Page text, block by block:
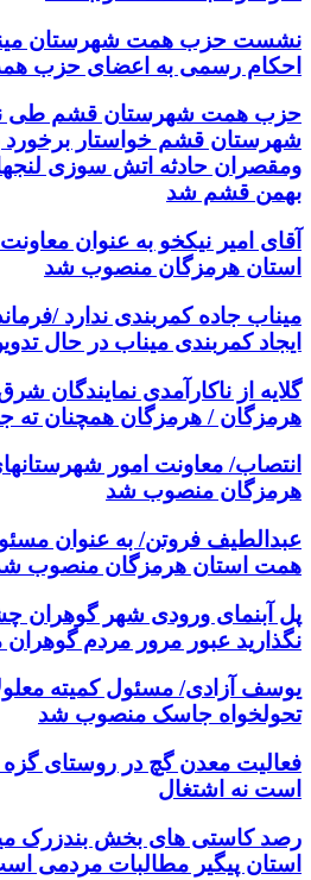
نشست حزب همت شهرستان
احکام رسمی به اعضای حزب
حزب همت شهرستان قشم طی
شهرستان قشم خواستار برخورد
ومقصران حادثه اتش سوزی
بهمن قشم شد
آقای امیر نیکخو به عنوان
استان هرمزگان منصوب شد
میناب جاده کمربندی ندارد /
ایجاد کمربندی میناب در حال
گلایه از ناکارآمدی نمایندگان
هرمزگان / هرمزگان همچنان ته
انتصاب/ معاونت امور
هرمزگان منصوب شد
عبدالطیف فروتن/ به عنوان
همت استان هرمزگان منصوب
پل آبنمای ورودی شهر گوهران
نگذارید عبور مرور مردم
یوسف آزادی/ مسئول کمیته
تحولخواه جاسک منصوب شد
فعالیت معدن گچ در روستای
است نه اشتغال
رصد کاستی های بخش بندزرک
استان پیگیر مطالبات مردمی